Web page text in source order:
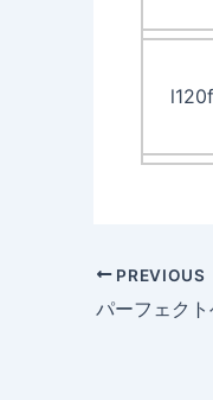
PREVIOUS
パーフェク